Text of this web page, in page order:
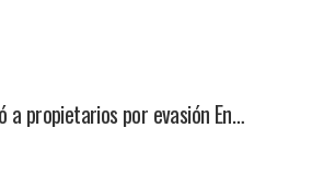
a propietarios por evasión En…